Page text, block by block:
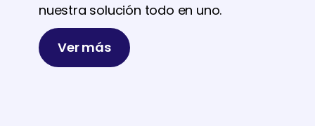
nuestra solución todo en uno.
Ver más